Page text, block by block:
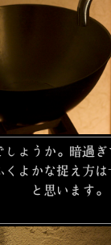
ょうか。暗過ぎ
くよかな捉え方
と思います。